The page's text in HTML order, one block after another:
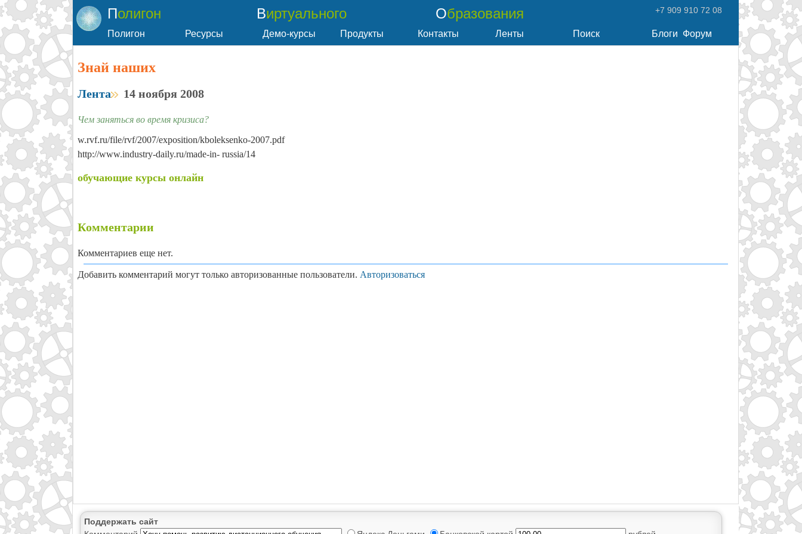
Полигон Виртуального Образования +7 909 910 72 08
Полигон Ресурсы Демо-курсы Продукты Контакты Ленты Поиск Блоги Форум
Знай наших
Лента 14 ноября 2008
Чем заняться во время кризиса?
w.rvf.ru/file/rvf/2007/exposition/kboleksenko-2007.pdf
http://www.industry-daily.ru/made-in- russia/14
обучающие курсы онлайн
Комментарии
Комментариев еще нет.
Добавить комментарий могут только авторизованные пользователи. Авторизоваться
Поддержать сайт